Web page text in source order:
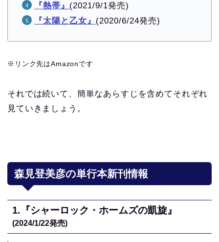
『熱帯』 (2021/9/1発売)
『太陽と乙女』 (2020/6/24発売)
※リンク先はAmazonです
それでは続いて、簡単なあらすじを含めてそれぞれ
見ていきましょう。
森見登美彦の単行本新刊情報
1.『シャーロック・ホームズの凱旋』
(2024/1/22発売)